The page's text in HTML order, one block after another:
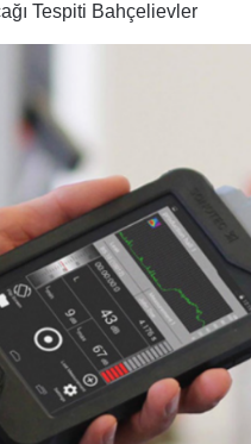
Tespiti​ Bahçelievler